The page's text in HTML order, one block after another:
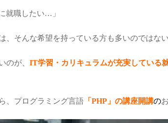
就職したい…」
、そんな希望を持っている方も多いのではな
のが、 IT学習・カリキュラムが充実している
、プログラミング言語 「PHP」の講座開講の